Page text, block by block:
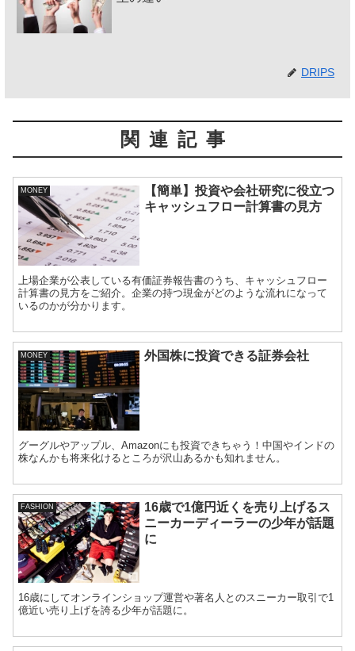
DRIPS
関連記事
MONEY
【簡単】投資や会社研究に役立つ
キャッシュフロー計算書の見方
上場企業が公表している有価証券報告書のうち、キャッシュフロー
計算書の見方をご紹介。企業の持つ現金がどのような流れになって
いるのかが分かります。
MONEY 外国株に投資できる証券会社
グーグルやアップル、Amazonにも投資できちゃう！中国やインドの
株なんかも将来化けるところが沢山あるかも知れません。
FASHION
16歳で1億円近くを売り上げるス
ニーカーディーラーの少年が話題
に
16歳にしてオンラインショップ運営や著名人とのスニーカー取引で1
億近い売り上げを誇る少年が話題に。